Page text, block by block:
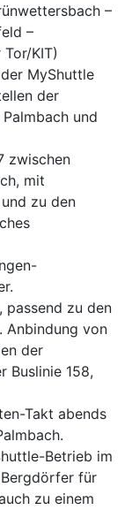
–
–
KIT)
MyShuttle
der
und
zwischen
mit
zu den
passend zu den
Anbindung von
der
Buslinie 158,
Takt abends
Betrieb im
für
zu einem